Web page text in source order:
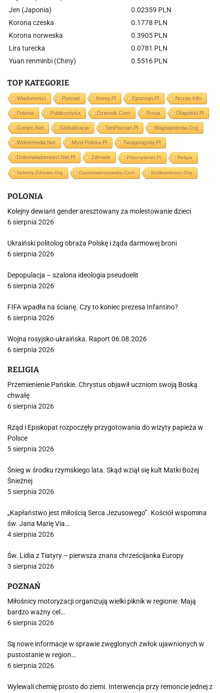
Jen (Japonia)
0.02359 PLN
Korona czeska
0.1778 PLN
Korona norweska
0.3905 PLN
Lira turecka
0.0781 PLN
Yuan renminbi (Chiny)
0.5516 PLN
TOP KATEGORIE
Wiadomości Poznań Kresy.pl Epoznan.pl Nczas.info
Polonia Publicystyka Dziennik.com Rosja Dlapolski.pl
Goniec.net Globalizacja TenPoznan.pl Magnapolonia.org
Wolnemedia.net Mysl-Polska.pl Twojapogoda.pl
Dobrewiadomosci.net.pl Zdrowie Prisonplanet.pl Religia
Sekrety-Zdrowia.org Gazetawarszawska.com Stolikwolnosci.org
POLONIA
Kolejny dewiant gender aresztowany za molestowanie dzieci
6 sierpnia 2026
Ukraiński politolog obraża Polskę i żąda darmowej broni
6 sierpnia 2026
Depopulacja – szalona ideologia pseudoelit
6 sierpnia 2026
FIFA wpadła na ścianę. Czy to koniec prezesa Infantino?
6 sierpnia 2026
Wojna rosyjsko-ukraińska. Raport 06.08.2026
6 sierpnia 2026
RELIGIA
Przemienienie Pańskie. Chrystus objawił uczniom swoją Boską
chwałę
6 sierpnia 2026
Rząd i Episkopat rozpoczęły przygotowania do wizyty papieża w
Polsce
5 sierpnia 2026
Śnieg w środku rzymskiego lata. Skąd wziął się kult Matki Bożej
Śnieżnej
5 sierpnia 2026
„Kapłaństwo jest miłością Serca Jezusowego”. Kościół wspomina
św. Jana Marię Via…
4 sierpnia 2026
Św. Lidia z Tiatyry – pierwsza znana chrześcijanka Europy
3 sierpnia 2026
POZNAŃ
Miłośnicy motoryzacji organizują wielki piknik w regionie. Mają
bardzo ważny cel…
6 sierpnia 2026
Są nowe informacje w sprawie zwęglonych zwłok ujawnionych w
pustostanie w region…
6 sierpnia 2026
Wylewali chemię prosto do ziemi. Interwencja przy remoncie jednej z